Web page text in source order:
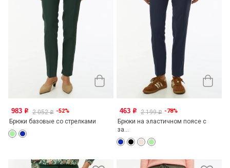
983 o 2 052o -52%
Брюки базовые со стрелками
463 o 2 199o -78%
Брюки на эластичном поясе с
за...